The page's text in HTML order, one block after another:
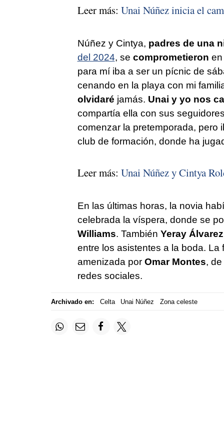
Leer más: Unai Núñez inicia el
Núñez y Cintya, padres de una
del 2024, se comprometieron
para mí iba a ser un pícnic de
cenando en la playa con mi
olvidaré jamás. Unai y yo nos
compartía ella con sus
comenzar la pretemporada, pero
club de formación, donde ha
Leer más: Unai Núñez y Cintya
En las últimas horas, la novia
celebrada la víspera, donde se
Williams. También Yeray
entre los asistentes a la boda.
amenizada por Omar Montes,
redes sociales.
Archivado en: Celta Unai Núñez Zona celeste